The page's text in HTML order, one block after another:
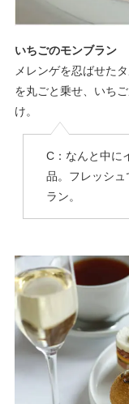
いちごのモンブラン
メレンゲを忍ばせた
を丸ごと乗せ、いち
け。
C：なんと中に
品。フレッシュ
ラン。